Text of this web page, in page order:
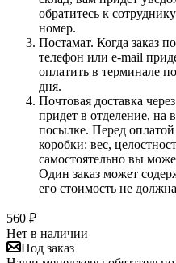
обратитесь к
номер.
Постамат. Когда заказ
телефон или e-mail
оплатить в терминале
дня.
Почтовая доставка
придет в отделение, на
посылке. Перед
коробки: вес,
самостоятельно вы
Один заказ может
его стоимость не
560 ₽
Нет в наличии
Под заказ